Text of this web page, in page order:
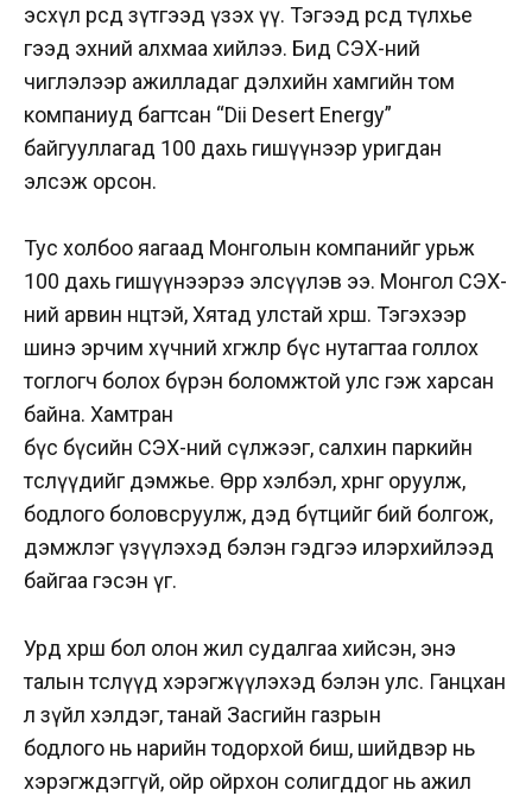
эсхүл өөрсдөө зүтгээд үзэх үү. Тэгээд өөрсдөө түлхье
гээд эхний алхмаа хийлээ. Бид СЭХ-ний
чиглэлээр ажилладаг дэлхийн хамгийн том
компаниуд багтсан “Dii Desert Energy”
байгууллагад 100 дахь гишүүнээр уригдан
элсэж орсон.
Тус холбоо яагаад Монголын компанийг урьж
100 дахь гишүүнээрээ элсүүлэв ээ. Монгол СЭХ-
ний арвин нөөцтэй, Хятад улстай хөрш. Тэгэхээр
шинэ эрчим хүчний хөгжлөөр бүс нутагтаа голлох
тоглогч болох бүрэн боломжтой улс гэж харсан
байна. Хамтран
бүс бүсийн СЭХ-ний сүлжээг, салхин паркийн
төслүүдийг дэмжье. Өөрөөр хэлбэл, хөрөнгө оруулж,
бодлого боловсруулж, дэд бүтцийг бий болгож,
дэмжлэг үзүүлэхэд бэлэн гэдгээ илэрхийлээд
байгаа гэсэн үг.
Урд хөрш бол олон жил судалгаа хийсэн, энэ
талын төслүүд хэрэгжүүлэхэд бэлэн улс. Ганцхан
л зүйл хэлдэг, танай Засгийн газрын
бодлого нь нарийн тодорхой биш, шийдвэр нь
хэрэгждэггүй, ойр ойрхон солигддог нь ажил